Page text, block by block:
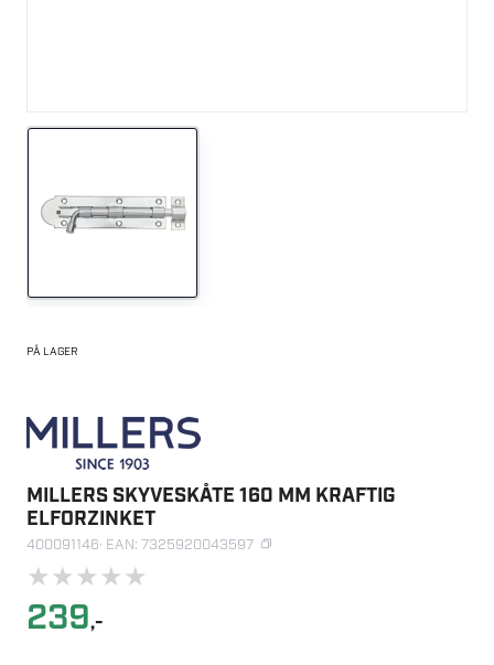
PÅ LAGER
MILLERS SKYVESKÅTE 160 MM KRAFTIG
ELFORZINKET
400091146· EAN: 7325920043597
★★★★★
239,-